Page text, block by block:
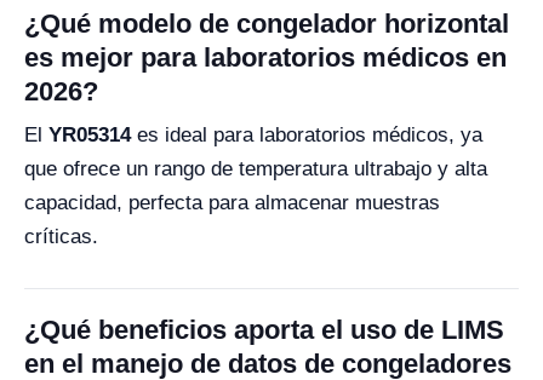
¿Qué modelo de congelador horizontal
es mejor para laboratorios médicos en
2026?
El YR05314es ideal para laboratorios médicos, ya
que ofrece un rango de temperatura ultrabajo y alta
capacidad, perfecta para almacenar muestras
críticas.
¿Qué beneficios aporta el uso de LIMS
en el manejo de datos de congeladores